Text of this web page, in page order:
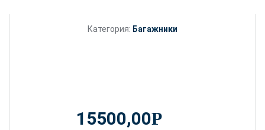
Категория: Багажники
15500,00Р